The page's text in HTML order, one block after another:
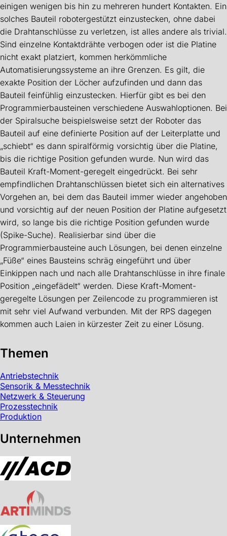
einigen wenigen bis hin zu mehreren hundert Kontakten. Ein
solches Bauteil robotergestützt einzustecken, ohne dabei
die Drahtanschlüsse zu verletzen, ist alles andere als trivial.
Sind einzelne Kontaktdrähte verbogen oder ist die Platine
nicht exakt platziert, kommen herkömmliche
Automatisierungssysteme an ihre Grenzen. Es gilt, die
exakte Position der Löcher aufzufinden und dann das
Bauteil feinfühlig einzustecken. Hierfür gibt es bei den
Programmierbausteinen verschiedene Auswahloptionen. Bei
der Spiralsuche beispielsweise setzt der Roboter das
Bauteil auf eine definierte Position auf der Leiterplatte und
„schiebt“ es dann spiralförmig vorsichtig über die Platine,
bis die richtige Position gefunden wurde. Nun wird das
Bauteil Kraft-Moment-geregelt eingedrückt. Bei sehr
empfindlichen Drahtanschlüssen bietet sich ein alternatives
Vorgehen an, bei dem das Bauteil immer wieder angehoben
und vorsichtig auf der neuen Position der Platine aufgesetzt
wird, so lange bis die richtige Position gefunden wurde
(Spike-Suche). Realisierbar sind über die
Programmierbausteine auch Lösungen, bei denen einzelne
„Füße“ eines Bausteins schräg eingeführt und über
Einkippen nach und nach alle Drahtanschlüsse in ihre finale
Position „eingefädelt“ werden. Diese Kraft-Moment-
geregelte Lösungen per Zeilencode zu programmieren ist
mit sehr viel Aufwand verbunden. Mit der RPS dagegen
kommen auch Laien in kürzester Zeit zu einer Lösung.
Themen
Antriebstechnik
Sensorik & Messtechnik
Netzwerk & Steuerung
Prozesstechnik
Produktion
Unternehmen